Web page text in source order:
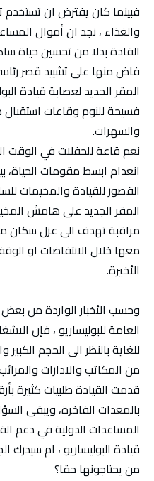
فبينما كان يفترض ان تستخدم
والغذاء ، نجد ان أموال
القادة بدلا من تحسين حياة
فاض منها على تشييد قصر
المقر الجديد لعصابة قيادة
فسيحة للنوم وقاعات
والسهرات.
نعم قاعة للحفلات في الوقت
انعدام ابسط مقومات الحياة،
القصور للقيادة والمخيمات
المقر الجديد على هامش
مراقبة تهدف الى عزل سكان
معها خلال الانتفاضات او
الأخيرة.
وحسب الأخبار الواردة من
العامة للبوليساريو ، فإن
للغاية بالنظر الى الحجم
من المكاتب والادارات
قدمت القيادة طلبيات كثيرة
بالمعدات الفاخرة، ويبقى
المساعدات الدولية في دعم
قيادة البوليساريو ، ام
من يحتاجونها حقا؟